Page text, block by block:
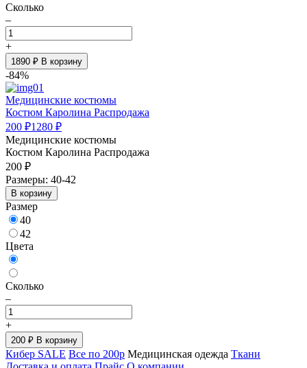
Сколько
–
+
1890 ₽ В корзину
-84%
Медицинские костюмы
Костюм Каролина Распродажа
200 ₽1280 ₽
Медицинские костюмы
Костюм Каролина Распродажа
200 ₽
Размеры: 40-42
В корзину
Размер
40
42
Цвета
Сколько
–
+
200 ₽ В корзину
Кибер SALE Все по 200р Медицинская одежда Ткани